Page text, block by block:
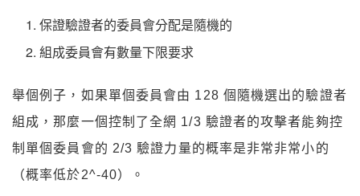
保證驗證者的委員會分配是隨機的
組成委員會有數量下限要求
舉個例子，如果單個委員會由 128 個隨機選出的驗證者
組成，那麼一個控制了全網 1/3 驗證者的攻擊者能夠控
制單個委員會的 2/3 驗證力量的概率是非常非常小的
（概率低於2^-40）。